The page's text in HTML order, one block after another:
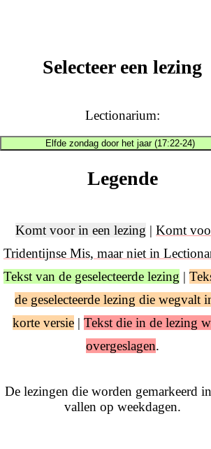
Selecteer een lezing
Lectionarium:
Elfde zondag door het jaar (17:22-24)
Legende
Komt voor in een lezing | Komt
Tridentijnse Mis, maar niet in
Tekst van de geselecteerde lezing |
de geselecteerde lezing die wegvalt
korte versie| Tekst die in de lezing
overgeslagen.
De lezingen die worden gemarkeerd
vallen op weekdagen.